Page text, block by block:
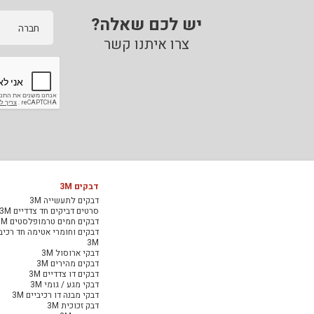
יש לכם שאלה?
צרו איתנו קשר
חברה
דבקים 3M
דבקים לתעשייה 3M
סרטים דביקים חד צדדיים 3M
דבקים חמים טרמופלסטים 3M
דבקים וחומרי אטימה חד
3M
דבקי ארוסול 3M
דבקים מהירים 3M
דבקים דו צדדיים 3M
דבקי מגע / גומי 3M
דבקי מבנה דו רכיביים 3M
דבק זכוכית 3M